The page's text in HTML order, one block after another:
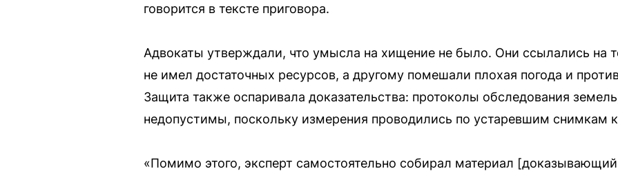
говорится в тексте приговора.
Адвокаты утверждали, что умысла на хищение не было. Они ссылались на
не имел достаточных ресурсов, а другому помешали плохая погода и
Защита также оспаривала доказательства: протоколы обследования
недопустимы, поскольку измерения проводились по устаревшим снимкам
«Помимо этого, эксперт самостоятельно собирал материал